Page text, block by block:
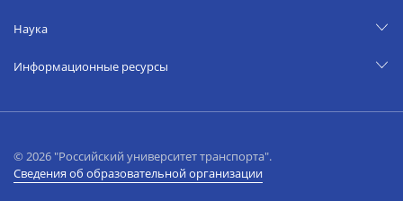
Наука
Информационные ресурсы
© 2026 "Российский университет транспорта".
Сведения об образовательной организации